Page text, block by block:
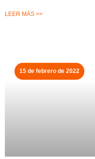
LEER MÁS >>
15 de febrero de 2022